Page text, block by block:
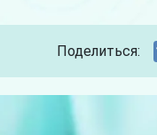
Поделиться: